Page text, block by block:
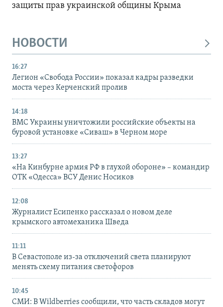
защиты прав украинской общины Крыма
НОВОСТИ
16:27
Легион «Свобода России» показал кадры разведки
моста через Керченский пролив
14:18
ВМС Украины уничтожили российские объекты на
буровой установке «Сиваш» в Черном море
13:27
«На Кинбурне армия РФ в глухой обороне» – командир
ОТК «Одесса» ВСУ Денис Носиков
12:08
Журналист Есипенко рассказал о новом деле
крымского автомеханика Шведа
11:11
В Севастополе из-за отключений света планируют
менять схему питания светофоров
10:45
СМИ: В Wildberries сообщили, что часть складов могут